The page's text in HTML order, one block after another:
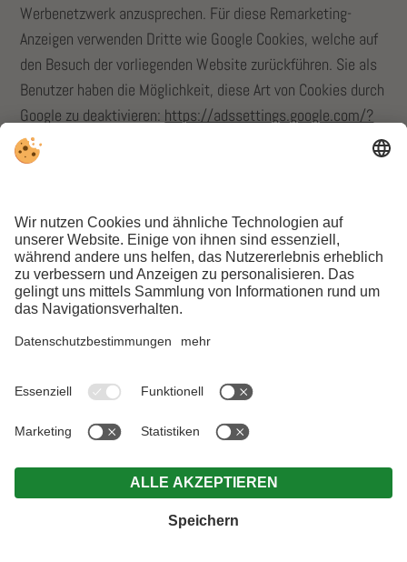
Werbenetzwerk anzusprechen. Für diese Remarketing-
Anzeigen verwenden Dritte wie Google Cookies, welche auf
den Besuch der vorliegenden Website zurückführen. Sie als
Benutzer haben die Möglichkeit, diese Art von Cookies durch
Google zu deaktivieren: https://adssettings.google.com/?
hl=de
Website das Remarketing-Tag von Facebook eingefügt
wurde. Über diesen Tag wird bei Besuch dieser Webseite die
direkte Verbindung zum Facebook-Server hergestellt.
Hierbei wird an den Facebook Server übermittelt, dass Sie
auf dieser Website gesurft haben. Facebook ordnet diese
Weitere Informationen zur Erhebung und Verarbeitung der
https://www.facebook.com/about/privacy/
„Custom Audiences“ deaktivieren:
https://www.facebook.com/settings/